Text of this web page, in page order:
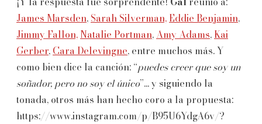
James Marsden, Sarah Silverman, Eddie Benjamin,
Jimmy Fallon,Natalie Portman,Amy Adams, Kai
Gerber, Cara Delevingne, entre muchos más. Y
como bien dice la canción: “puedes creer que soy un
soñador, pero no soy el único”... y siguiendo la
tonada, otros más han hecho coro a la propuesta:
https://www.instagram.com/p/B95U6YdgA6v/?